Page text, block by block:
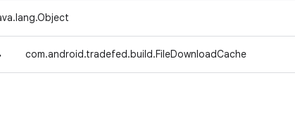
com.android.tradefed.build.FileDownloadCache